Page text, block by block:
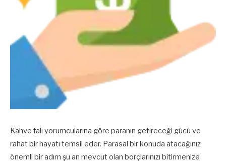
Kahve falı yorumcularına göre paranın getireceği gücü ve
rahat bir hayatı temsil eder. Parasal bir konuda atacağınız
önemli bir adım şu an mevcut olan borçlarınızı bitirmenize